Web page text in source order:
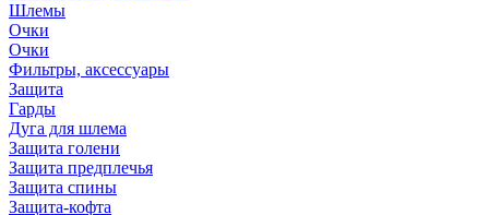
Шлемы
Очки
Очки
Фильтры, аксессуары
Защита
Гарды
Дуга для шлема
Защита голени
Защита предплечья
Защита спины
Защита-кофта